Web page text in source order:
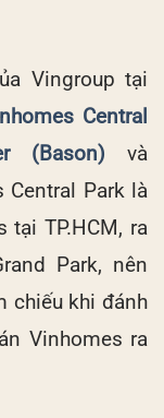
Vingroup tại
Central
(Bason) và
Central Park là
tại TP.HCM, ra
Park, nên
chiếu khi đánh
Vinhomes ra